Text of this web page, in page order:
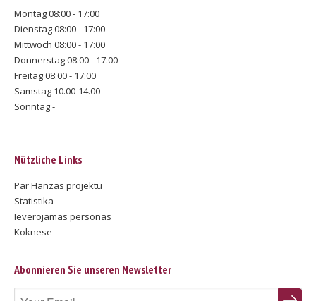
Montag 08:00 - 17:00
Dienstag 08:00 - 17:00
Mittwoch 08:00 - 17:00
Donnerstag 08:00 - 17:00
Freitag 08:00 - 17:00
Samstag 10.00-14.00
Sonntag -
Nützliche Links
Par Hanzas projektu
Statistika
Ievērojamas personas
Koknese
Abonnieren Sie unseren Newsletter